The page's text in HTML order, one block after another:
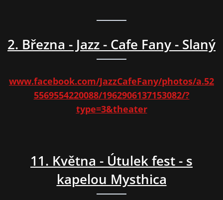
2. Března - Jazz - Cafe Fany - Slaný
www.facebook.com/JazzCafeFany/photos/a.52
5569554220088/1962906137153082/?
type=3&theater
11. Května - Útulek fest - s
kapelou Mysthica